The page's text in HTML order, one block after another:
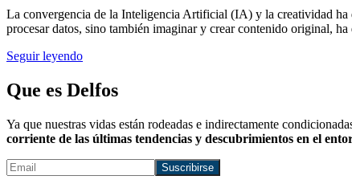
La convergencia de la Inteligencia Artificial (IA) y la creatividad
procesar datos, sino también imaginar y crear contenido original,
Seguir leyendo
Que es Delfos
Ya que nuestras vidas están rodeadas e indirectamente
corriente de las últimas tendencias y descubrimientos en el